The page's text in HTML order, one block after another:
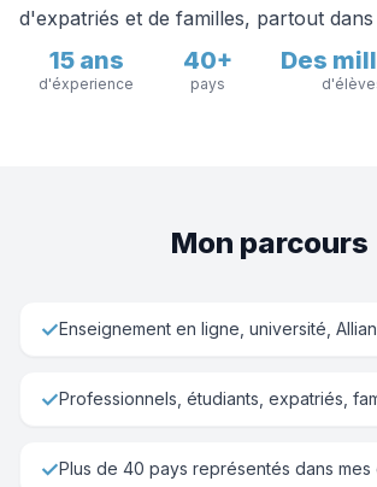
d'expatriés et de familles, partout
15 ans
d'éxperience
40+
pays
Des
Mon parcours
✓Enseignement en ligne, université,
✓Professionnels, étudiants, expatriés,
✓Plus de 40 pays représentés dans mes